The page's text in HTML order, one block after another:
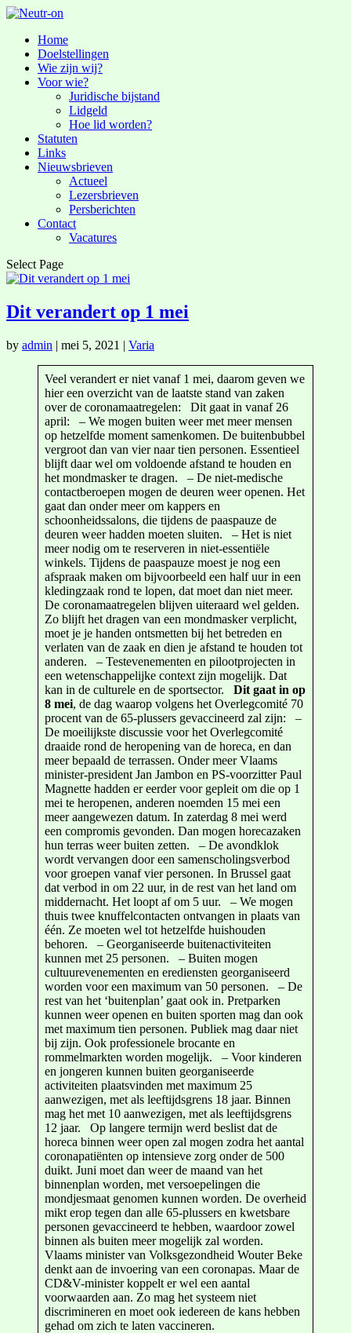
Home
Doelstellingen
Wie zijn wij?
Voor wie?
Juridische bijstand
Lidgeld
Hoe lid worden?
Statuten
Links
Nieuwsbrieven
Actueel
Lezersbrieven
Persberichten
Contact
Vacatures
Select Page
Dit verandert op 1 mei
by admin | mei 5, 2021 | Varia
Veel verandert er niet vanaf 1 mei, daarom geven we
hier een overzicht van de laatste stand van zaken
over de coronamaatregelen: Dit gaat in vanaf 26
april: – We mogen buiten weer met meer mensen
op hetzelfde moment samenkomen. De buitenbubbel
vergroot dan van vier naar tien personen. Essentieel
blijft daar wel om voldoende afstand te houden en
het mondmasker te dragen. – De niet-medische
contactberoepen mogen de deuren weer openen. Het
gaat dan onder meer om kappers en
schoonheidssalons, die tijdens de paaspauze de
deuren weer hadden moeten sluiten. – Het is niet
meer nodig om te reserveren in niet-essentiële
winkels. Tijdens de paaspauze moest je nog een
afspraak maken om bijvoorbeeld een half uur in een
kledingzaak rond te lopen, dat moet dan niet meer.
De coronamaatregelen blijven uiteraard wel gelden.
Zo blijft het dragen van een mondmasker verplicht,
moet je je handen ontsmetten bij het betreden en
verlaten van de zaak en dien je afstand te houden tot
anderen. – Testevenementen en pilootprojecten in
een wetenschappelijke context zijn mogelijk. Dat
kan in de culturele en de sportsector. Dit gaat in op
8 mei, de dag waarop volgens het Overlegcomité 70
procent van de 65-plussers gevaccineerd zal zijn: –
De moeilijkste discussie voor het Overlegcomité
draaide rond de heropening van de horeca, en dan
meer bepaald de terrassen. Onder meer Vlaams
minister-president Jan Jambon en PS-voorzitter Paul
Magnette hadden er eerder voor gepleit om die op 1
mei te heropenen, anderen noemden 15 mei een
meer aangewezen datum. In zaterdag 8 mei werd
een compromis gevonden. Dan mogen horecazaken
hun terras weer buiten zetten. – De avondklok
wordt vervangen door een samenscholingsverbod
voor groepen vanaf vier personen. In Brussel gaat
dat verbod in om 22 uur, in de rest van het land om
middernacht. Het loopt af om 5 uur. – We mogen
thuis twee knuffelcontacten ontvangen in plaats van
één. Ze moeten wel tot hetzelfde huishouden
behoren. – Georganiseerde buitenactiviteiten
kunnen met 25 personen. – Buiten mogen
cultuurevenementen en erediensten georganiseerd
worden voor een maximum van 50 personen. – De
rest van het ‘buitenplan’ gaat ook in. Pretparken
kunnen weer openen en buiten sporten mag dan ook
met maximum tien personen. Publiek mag daar niet
bij zijn. Ook professionele brocante en
rommelmarkten worden mogelijk. – Voor kinderen
en jongeren kunnen buiten georganiseerde
activiteiten plaatsvinden met maximum 25
aanwezigen, met als leeftijdsgrens 18 jaar. Binnen
mag het met 10 aanwezigen, met als leeftijdsgrens
12 jaar. Op langere termijn werd beslist dat de
horeca binnen weer open zal mogen zodra het aantal
coronapatiënten op intensieve zorg onder de 500
duikt. Juni moet dan weer de maand van het
binnenplan worden, met versoepelingen die
mondjesmaat genomen kunnen worden. De overheid
mikt erop tegen dan alle 65-plussers en kwetsbare
personen gevaccineerd te hebben, waardoor zowel
binnen als buiten meer mogelijk zal worden.
Vlaams minister van Volksgezondheid Wouter Beke
denkt aan de invoering van een coronapas. Maar de
CD&V-minister koppelt er wel een aantal
voorwaarden aan. Zo mag het systeem niet
discrimineren en moet ook iedereen de kans hebben
gehad om zich te laten vaccineren.